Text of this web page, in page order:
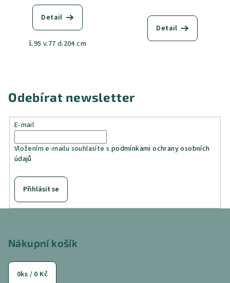
Detail
š.95 v.77 d.204 cm
Detail
Odebírat newsletter
E-mail
Vložením e-mailu souhlasíte s podmínkami ochrany osobních
údajů
Přihlásit se
Nákupní košík
0ks / 0 Kč